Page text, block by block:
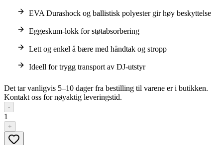
EVA Durashock og ballistisk polyester gir høy beskyttelse
Eggeskum-lokk for støtabsorbering
Lett og enkel å bære med håndtak og stropp
Ideell for trygg transport av DJ-utstyr
Det tar vanligvis 5–10 dager fra bestilling til varene er i butikken.
Kontakt oss for nøyaktig leveringstid.
-
1
+